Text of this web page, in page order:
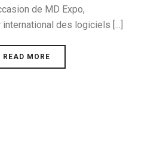
de MD Expo,
des logiciels [...]
READ MORE